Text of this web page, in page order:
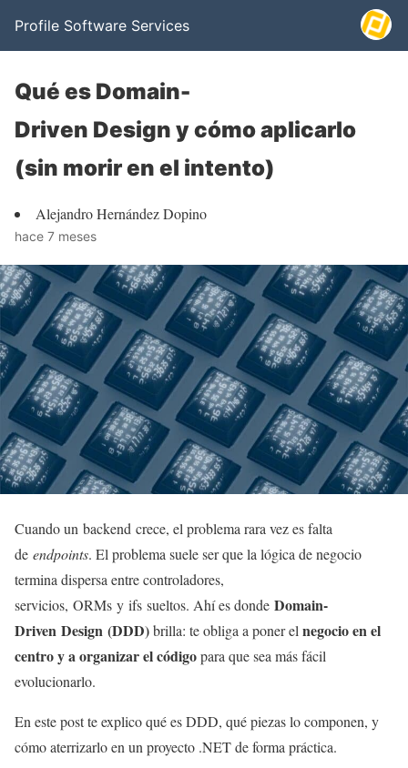
Profile Software Services
Qué es Domain-
Driven Design y cómo aplicarlo
(sin morir en el intento)
Alejandro Hernández Dopino
hace 7 meses
Cuando un backend crece, el problema rara vez es falta
de endpoints. El problema suele ser que la lógica de negocio
termina dispersa entre controladores,
servicios, ORMs y ifs sueltos. Ahí es donde Domain-
Driven Design (DDD)brilla: te obliga a poner el negocio en el
centro y a organizar el códigopara que sea más fácil
evolucionarlo.
En este post te explico qué es DDD, qué piezas lo componen, y
cómo aterrizarlo en un proyecto .NET de forma práctica.